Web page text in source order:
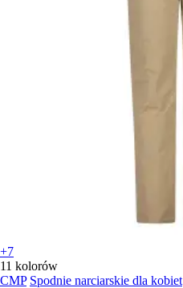
+7
11 kolorów
CMP Spodnie narciarskie dla kobiet